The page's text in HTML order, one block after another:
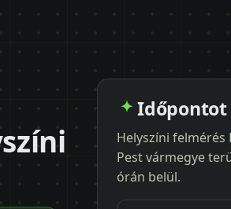
Helyszíni felmérés
Pest vármegye
órán belül.